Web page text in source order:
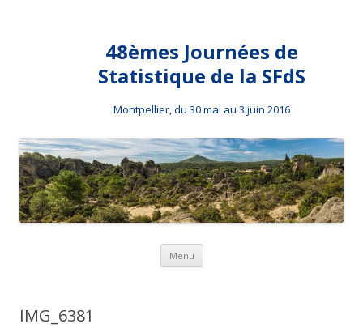
48èmes Journées de
Statistique de la SFdS
Montpellier, du 30 mai au 3 juin 2016
Menu Aller au contenu principal
IMG_6381